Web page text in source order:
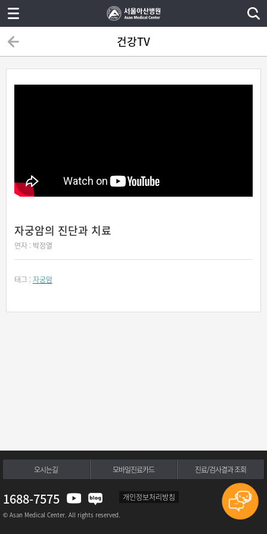
건강TV
자궁암의 진단과 치료
연자 : 박정열
태그 : 자궁암
오시는길 모바일진료카드 진료/검사결과 조회
1688-7575 개인정보처리방침
© Asan Medical Center. All rights reserved.